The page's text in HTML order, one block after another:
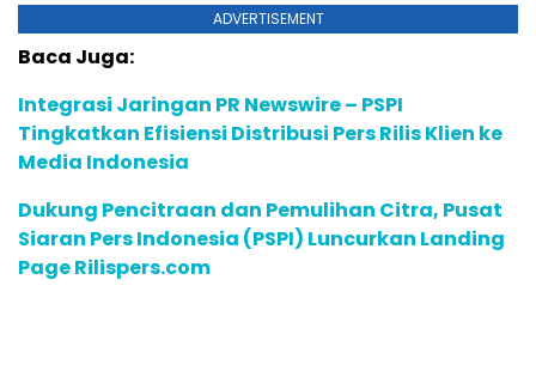
ADVERTISEMENT
Baca Juga:
Integrasi Jaringan PR Newswire – PSPI
Tingkatkan Efisiensi Distribusi Pers Rilis Klien ke
Media Indonesia
Dukung Pencitraan dan Pemulihan Citra, Pusat
Siaran Pers Indonesia (PSPI) Luncurkan Landing
Page Rilispers.com